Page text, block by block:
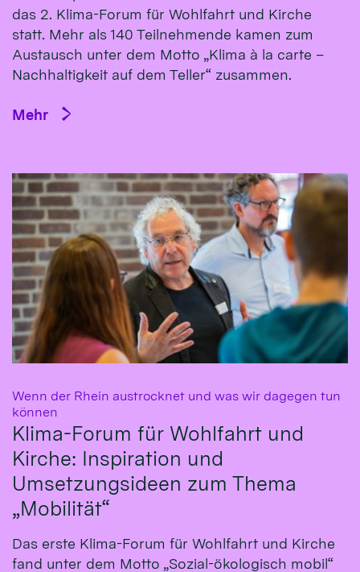
das 2. Klima-Forum für Wohlfahrt und Kirche
statt. Mehr als 140 Teilnehmende kamen zum
Austausch unter dem Motto „Klima à la carte –
Nachhaltigkeit auf dem Teller“ zusammen.
Mehr
Wenn der Rhein austrocknet und was wir dagegen tun
können
Klima-Forum für Wohlfahrt und
Kirche: Inspiration und
Umsetzungsideen zum Thema
„Mobilität“
Das erste Klima-Fo­rum für Wohl­fahrt und Kirche
fand un­ter dem Mot­to „So­zial-öko­logisch mo­bil“